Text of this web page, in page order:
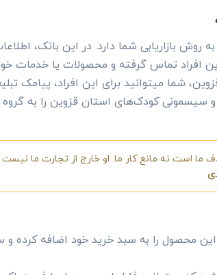
بازاریابی شما دارد. در این بانک،
افراد تماس گرفته و محصولات یا خدمات
شما میتوانید برای این افراد، پیامک
سیسمونی کودک‌های استان قزوین را به
است نه مانع کار ما. او خارج از تجارت ما
محصول را به سبد خرید خود اضافه